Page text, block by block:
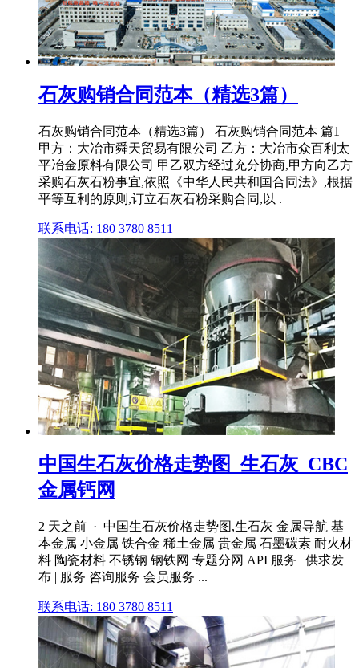
石灰购销合同范本（精选3篇）
石灰购销合同范本（精选3篇） 石灰购销合同范本 篇1
甲方：大冶市舜天贸易有限公司 乙方：大冶市众百利太
平冶金原料有限公司 甲乙双方经过充分协商,甲方向乙方
采购石灰石粉事宜,依照《中华人民共和国合同法》,根据
平等互利的原则,订立石灰石粉采购合同,以 .
联系电话: 180 3780 8511
中国生石灰价格走势图_生石灰_CBC
金属钙网
2 天之前 · 中国生石灰价格走势图,生石灰 金属导航 基
本金属 小金属 铁合金 稀土金属 贵金属 石墨碳素 耐火材
料 陶瓷材料 不锈钢 钢铁网 专题分网 API 服务 | 供求发
布 | 服务 咨询服务 会员服务 ...
联系电话: 180 3780 8511